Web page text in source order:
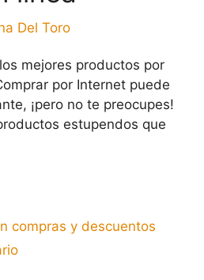
Del Toro
mejores productos por
por Internet puede
¡pero no te preocupes!
estupendos que
compras y descuentos